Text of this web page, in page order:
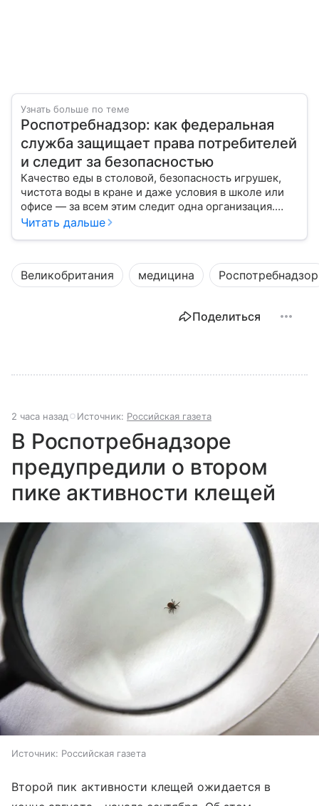
Узнать больше по теме
Роспотребнадзор: как федеральная
служба защищает права потребителей
и следит за безопасностью
Качество еды в столовой, безопасность игрушек,
чистота воды в кране и даже условия в школе или
офисе — за всем этим следит одна организация.
Роспотребнадзор — федеральная служба, которая
устроена эта служба, чем она занимается и почему
её работа важна для каждого жителя России.
Читать дальше
Великобритания медицина Роспотребнадзор
Поделиться
2 часа назад Источник: Российская газета
В Роспотребнадзоре
предупредили о втором
пике активности клещей
Источник: Российская газета
Второй пик активности клещей ожидается в